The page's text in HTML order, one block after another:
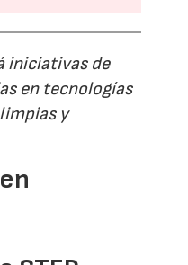
iniciativas de
en tecnologías
y